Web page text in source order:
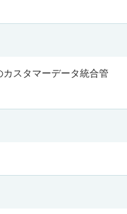
カスタマーデータ統合管